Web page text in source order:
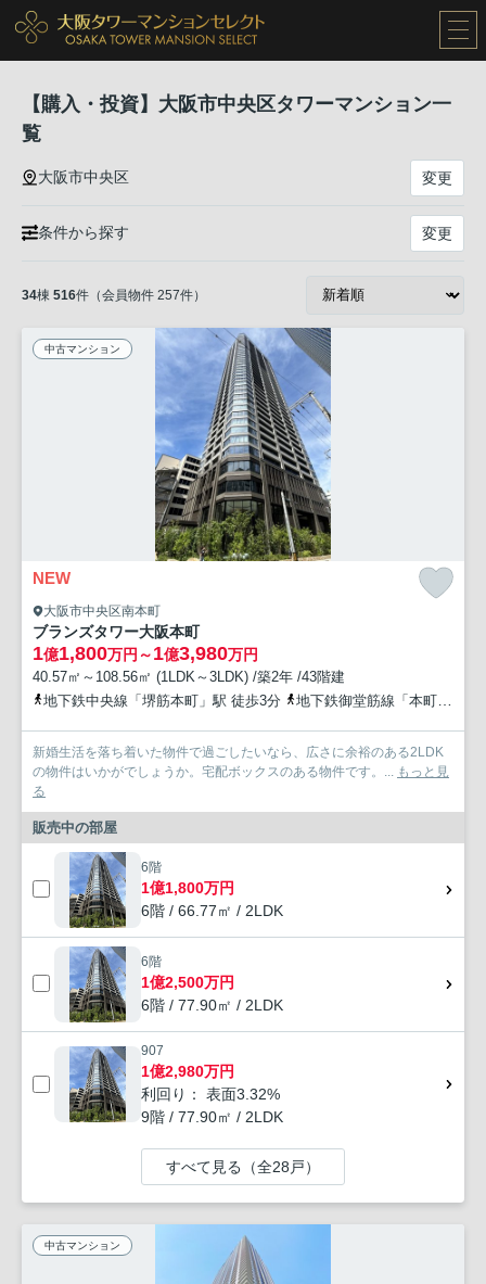
【購入・投資】大阪市中央区タワーマンション一
覧
大阪市中央区 変更
条件から探す 変更
34棟 516件（会員物件 257件）
中古マンション
NEW
大阪市中央区南本町
ブランズタワー大阪本町
1億1,800万円～1億3,980万円
40.57㎡～108.56㎡ (1LDK～3LDK) /築2年 /43階建
地下鉄中央線「堺筋本町」駅 徒歩3分
地下鉄御堂筋線「本町」駅 徒歩4分
新婚生活を落ち着いた物件で過ごしたいなら、広さに余裕のある2LDK
の物件はいかがでしょうか。宅配ボックスのある物件です。...
もっと見
る
販売中の部屋
6階
1億1,800万円
6階 / 66.77㎡ / 2LDK
6階
1億2,500万円
6階 / 77.90㎡ / 2LDK
907
1億2,980万円
利回り： 表面3.32%
9階 / 77.90㎡ / 2LDK
すべて見る（全28戸）
中古マンション